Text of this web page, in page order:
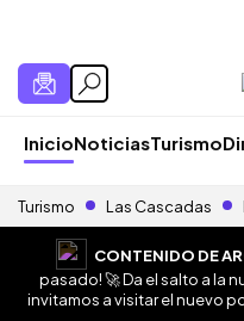
InicioNoticiasTurismo
Turismo Las Cascadas
CONTENIDO DE
pasado! 🚀 Da el salto a la
invitamos a visitar el nuevo